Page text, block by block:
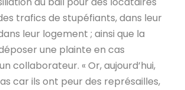
trafics de stupéfiants, dans leur
leur logement ; ainsi que la
une plainte en cas
collaborateur. « Or, aujourd’hui,
car ils ont peur des représailles,